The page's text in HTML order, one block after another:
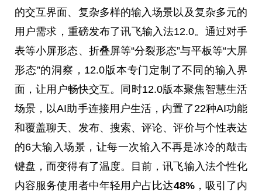
的交互界面、复杂多样的输入场景以及复杂多元的
用户需求，重磅发布了讯飞输入法12.0。通过对手
表等小屏形态、折叠屏等“分裂形态”与平板等“大屏
形态”的洞察，12.0版本专门定制了不同的输入界
面，让用户畅快交互。同时12.0版本聚焦智慧生活
场景，以AI助手连接用户生活，内置了22种AI功能
和覆盖聊天、发布、搜索、评论、评价与个性表达
的6大输入场景，让每一次输入不再是冰冷的敲击
键盘，而变得有了温度。目前，讯飞输入法个性化
内容服务使用者中年轻用户占比达48%，吸引了内